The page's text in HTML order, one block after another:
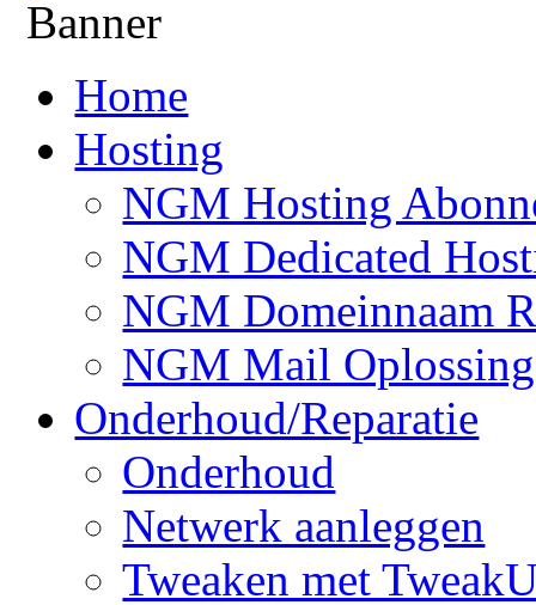
Home
Hosting
NGM Hosting
NGM Dedicated
NGM Domeinnaam
NGM Mail
Onderhoud/Reparatie
Onderhoud
Netwerk aanleggen
Tweaken met